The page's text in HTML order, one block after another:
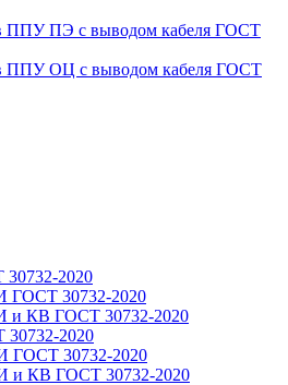
ППУ ПЭ с выводом кабеля ГОСТ
ППУ ОЦ с выводом кабеля ГОСТ
2020
30732-2020
КВ ГОСТ 30732-2020
2020
30732-2020
КВ ГОСТ 30732-2020